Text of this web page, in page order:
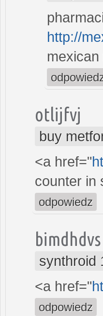
http://
otlijfvj
buy
<a href="
counter in
odpowiedz
bimdhdvs
synthroid
<a href="
odpowiedz